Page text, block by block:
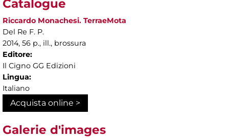
Catalogue
Riccardo Monachesi. TerraeMota
Del Re F. P.
2014, 56 p., ill., brossura
Editore:
Il Cigno GG Edizioni
Lingua:
Italiano
Acquista online >
Galerie d'images